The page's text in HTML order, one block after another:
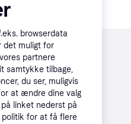
Promoveret
4 dage215 kr.
browserdata
det muligt for
partnere
samtykke tilbage,
du ser, muligvis
at ændre dine valg
linket nederst på
politik for at få flere